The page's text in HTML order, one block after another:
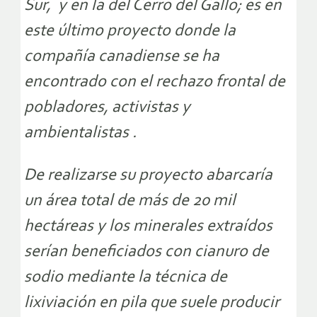
Sur, y en la del Cerro del Gallo; es en
este último proyecto donde la
compañía canadiense se ha
encontrado con el rechazo frontal de
pobladores, activistas y
ambientalistas .
De realizarse su proyecto abarcaría
un área total de más de 20 mil
hectáreas y los minerales extraídos
serían beneficiados con cianuro de
sodio mediante la técnica de
lixiviación en pila que suele producir